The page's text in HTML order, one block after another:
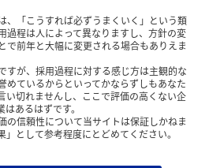
、「こうすれば必ずうまくいく」という類
過程は人によって異なりますし、方針の変
で前年と大幅に変更される場合もありえま
すが、採用過程に対する感じ方は主観的な
めているからといってかならずしもあなた
い切れませんし、ここで評価の高くない企
あるはずです。
の信頼性について当サイトは保証しかねま
として参考程度にとどめてください。